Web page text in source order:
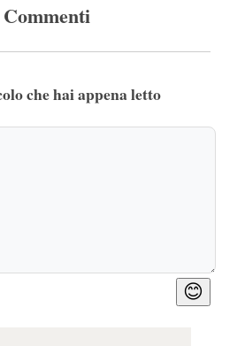
Commenti
che hai appena letto
😊